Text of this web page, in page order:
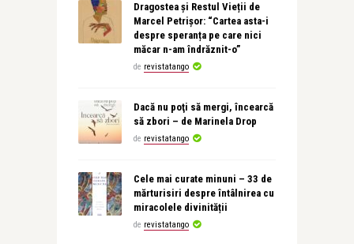
Dragostea și Restul Vieții de
Marcel Petrișor: “Cartea asta-i
despre speranța pe care nici
măcar n-am îndrăznit-o”
de revistatango
Dacă nu poţi să mergi, încearcă
să zbori – de Marinela Drop
de revistatango
Cele mai curate minuni – 33 de
mărturisiri despre întâlnirea cu
miracolele divinității
de revistatango